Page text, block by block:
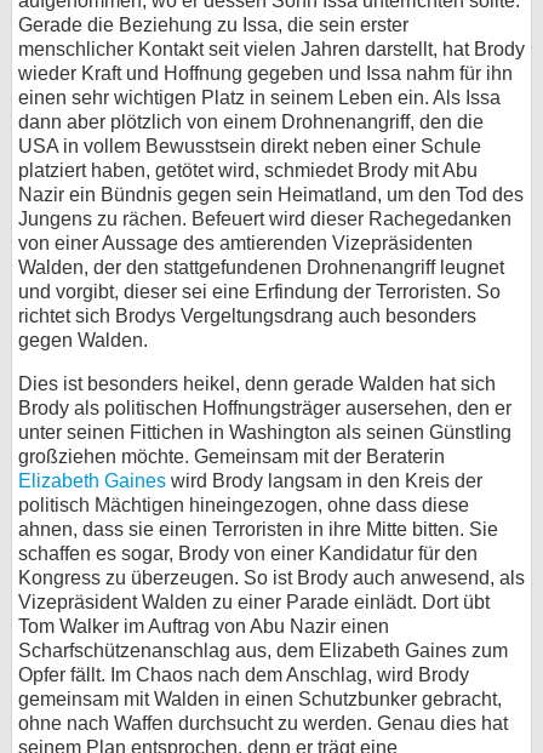
Gerade die Beziehung zu Issa, die sein erster
menschlicher Kontakt seit vielen Jahren darstellt, hat Brody
wieder Kraft und Hoffnung gegeben und Issa nahm für ihn
einen sehr wichtigen Platz in seinem Leben ein. Als Issa
dann aber plötzlich von einem Drohnenangriff, den die
USA in vollem Bewusstsein direkt neben einer Schule
platziert haben, getötet wird, schmiedet Brody mit Abu
Nazir ein Bündnis gegen sein Heimatland, um den Tod des
Jungens zu rächen. Befeuert wird dieser Rachegedanken
von einer Aussage des amtierenden Vizepräsidenten
Walden, der den stattgefundenen Drohnenangriff leugnet
und vorgibt, dieser sei eine Erfindung der Terroristen. So
richtet sich Brodys Vergeltungsdrang auch besonders
gegen Walden.
Dies ist besonders heikel, denn gerade Walden hat sich
Brody als politischen Hoffnungsträger ausersehen, den er
unter seinen Fittichen in Washington als seinen Günstling
großziehen möchte. Gemeinsam mit der Beraterin
Elizabeth Gaines wird Brody langsam in den Kreis der
politisch Mächtigen hineingezogen, ohne dass diese
ahnen, dass sie einen Terroristen in ihre Mitte bitten. Sie
schaffen es sogar, Brody von einer Kandidatur für den
Kongress zu überzeugen. So ist Brody auch anwesend, als
Vizepräsident Walden zu einer Parade einlädt. Dort übt
Tom Walker im Auftrag von Abu Nazir einen
Scharfschützenanschlag aus, dem Elizabeth Gaines zum
Opfer fällt. Im Chaos nach dem Anschlag, wird Brody
gemeinsam mit Walden in einen Schutzbunker gebracht,
ohne nach Waffen durchsucht zu werden. Genau dies hat
seinem Plan entsprochen, denn er trägt eine